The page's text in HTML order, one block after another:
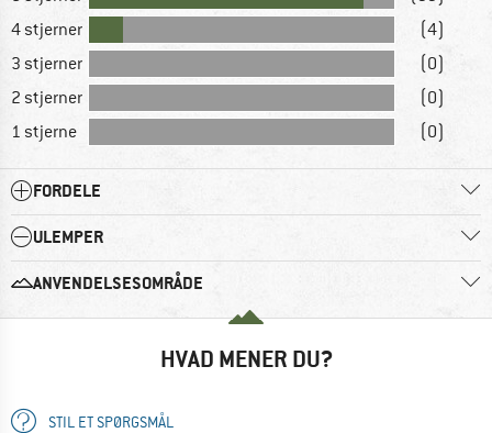
4 stjerner
(4)
3 stjerner
(0)
2 stjerner
(0)
1 stjerne
(0)
FORDELE
ULEMPER
ANVENDELSESOMRÅDE
HVAD MENER DU?
STIL ET SPØRGSMÅL